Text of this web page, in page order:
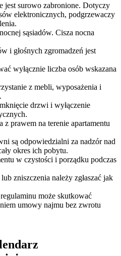
jest surowo zabronione. Dotyczy
elektronicznych, podgrzewaczy
sąsiadów. Cisza nocna
i głośnych zgromadzeń jest
wyłącznie liczba osób wskazana
z mebli, wyposażenia i
drzwi i wyłączenie
z prawem na terenie apartamentu
są odpowiedzialni za nadzór nad
okres ich pobytu.
w czystości i porządku podczas
zniszczenia należy zgłaszać jak
może skutkować
umowy najmu bez zwrotu